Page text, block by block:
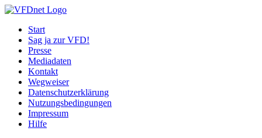
Start
Sag ja zur VFD!
Presse
Mediadaten
Kontakt
Wegweiser
Datenschutzerklärung
Nutzungsbedingungen
Impressum
Hilfe